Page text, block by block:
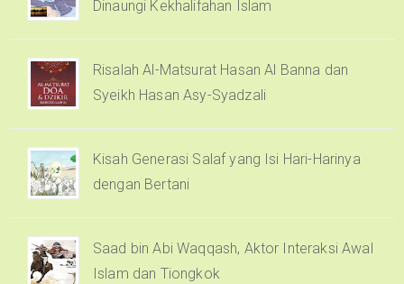
Dinaungi Kekhalifahan Islam
Risalah Al-Matsurat Hasan Al Banna dan
Syeikh Hasan Asy-Syadzali
Kisah Generasi Salaf yang Isi Hari-Harinya
dengan Bertani
Saad bin Abi Waqqash, Aktor Interaksi Awal
Islam dan Tiongkok